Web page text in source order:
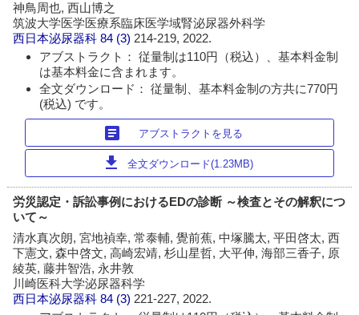
神鳥周也, 西山博之
筑波大学医学医療系臨床医学域腎泌尿器外科学
西日本泌尿器科 84 (3)214-219, 2022.
アブストラクト： 従量制は110円（税込）、基本料金制
は基本料金に含まれます。
全文ダウンロード： 従量制、基本料金制の方共に770円
(税込) です。
article アブストラクトを見る
download 全文ダウンロード(1.23MB)
労災認定・訴訟事例におけるEDの診断 ～検査とその解釈につ
いて～
清水真次朗, 宮地禎幸, 常泰輔, 覺前蕉, 中塚騰太, 平田啓太, 西
下憲文, 森中啓文, 高崎宏靖, 杉山星哲, 大平伸, 海部三香子, 原
綾英, 藤井智浩, 永井敦
川崎医科大学泌尿器科学
西日本泌尿器科 84 (3) 221-227, 2022.